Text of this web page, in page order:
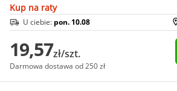
Kup na raty
U ciebie: pon. 10.08
19,57zł/szt.
Darmowa dostawa od 250 zł